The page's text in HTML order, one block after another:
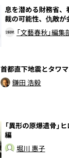
息を潜める財務省
裁の可能性、仇敵が
「文藝春秋」編集
首都直下地震とタワ
鎌田 浩毅
「異形の原爆遺骨
編
堀川 惠子